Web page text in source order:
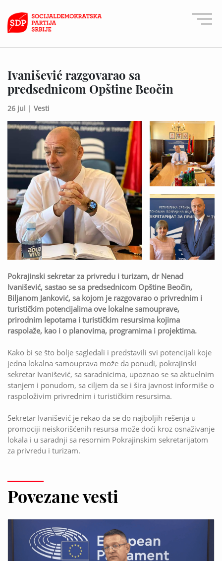
Ivanišević razgovarao sa
predsednicom Opštine Beočin
26 jul | Vesti
Pokrajinski sekretar za privredu i turizam, dr Nenad
Ivanišević, sastao se sa predsednicom Opštine Beočin,
Biljanom Janković, sa kojom je razgovarao o privrednim i
turističkim potencijalima ove lokalne samouprave,
prirodnim lepotama i turističkim resursima kojima
raspolaže, kao i o planovima, programima i projektima.
Kako bi se što bolje sagledali i predstavili svi potencijali koje
jedna lokalna samouprava može da ponudi, pokrajinski
sekretar Ivanišević, sa saradnicima, upoznao se sa aktuelnim
stanjem i ponudom, sa ciljem da se i šira javnost informiše o
raspoloživim privrednim i turističkim resursima.
Sekretar Ivanišević je rekao da se do najboljih rešenja u
promociji neiskorišćenih resursa može doći kroz osnaživanje
lokala i u saradnji sa resornim Pokrajinskim sekretarijatom
za privredu i turizam.
Povezane vesti